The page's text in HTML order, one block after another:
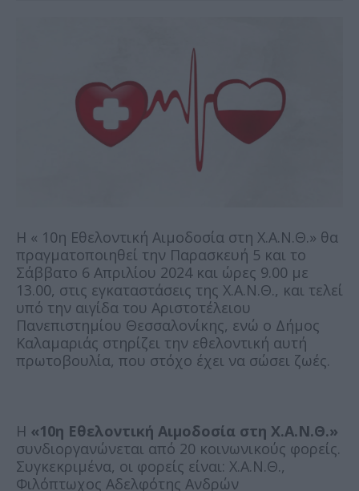
Η « 10η Εθελοντική Αιμοδοσία στη Χ.Α.Ν.Θ.» θα
πραγματοποιηθεί την Παρασκευή 5 και το
Σάββατο 6 Απριλίου 2024 και ώρες 9.00 με
13.00, στις εγκαταστάσεις της Χ.Α.Ν.Θ., και τελεί
υπό την αιγίδα του Αριστοτέλειου
Πανεπιστημίου Θεσσαλονίκης, ενώ ο Δήμος
Καλαμαριάς στηρίζει την εθελοντική αυτή
πρωτοβουλία, που στόχο έχει να σώσει ζωές.
Η «10η Εθελοντική Αιμοδοσία στη Χ.Α.Ν.Θ.»
συνδιοργανώνεται από 20 κοινωνικούς φορείς.
Συγκεκριμένα, οι φορείς είναι: Χ.Α.Ν.Θ.,
Φιλόπτωχος Αδελφότης Ανδρών